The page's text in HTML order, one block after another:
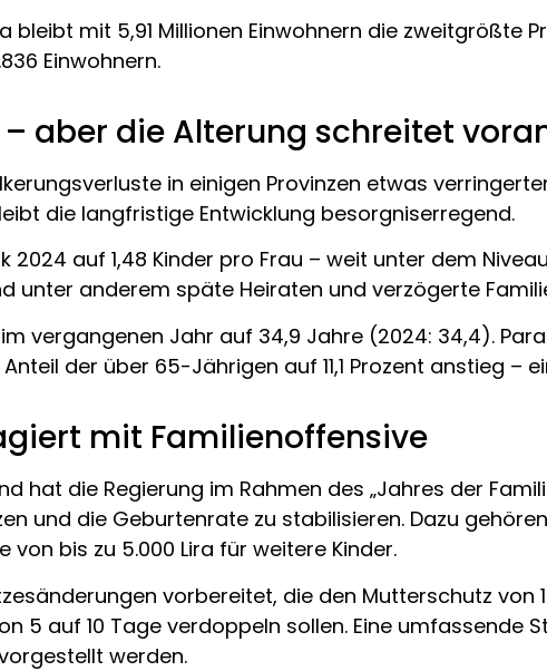
bleibt mit 5,91 Millionen Einwohnern die zweitgrößte
Einwohnern.
aber die Alterung schreitet
in einigen Provinzen etwas
die langfristige Entwicklung besorgniserregend.
2024 auf 1,48 Kinder pro Frau – weit unter dem
unter anderem späte Heiraten und verzögerte
vergangenen Jahr auf 34,9 Jahre (2024: 34,4).
der über 65-Jährigen auf 11,1 Prozent anstieg –
mit Familienoffensive
hat die Regierung im Rahmen des „Jahres der
und die Geburtenrate zu stabilisieren. Dazu
von bis zu 5.000 Lira für weitere Kinder.
vorbereitet, die den Mutterschutz von
5 auf 10 Tage verdoppeln sollen. Eine umfassende
werden.